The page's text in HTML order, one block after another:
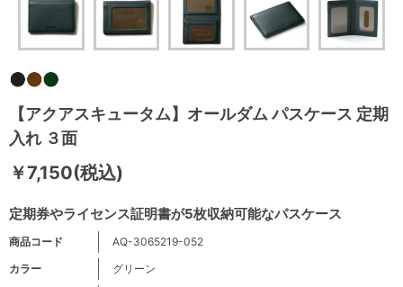
【アクアスキュータム】オールダム パスケース 定期
入れ ３面
定期券やライセンス証明書が5枚収納可能なパスケース
￥7,150(税込)
商品コード
AQ-3065219-052
カラー
グリーン